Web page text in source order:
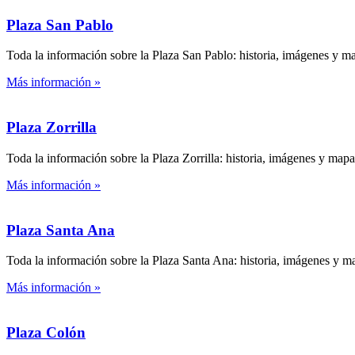
Plaza San Pablo
Toda la información sobre la Plaza San Pablo: historia, imágenes y
Más información »
Plaza Zorrilla
Toda la información sobre la Plaza Zorrilla: historia, imágenes y
Más información »
Plaza Santa Ana
Toda la información sobre la Plaza Santa Ana: historia, imágenes y
Más información »
Plaza Colón